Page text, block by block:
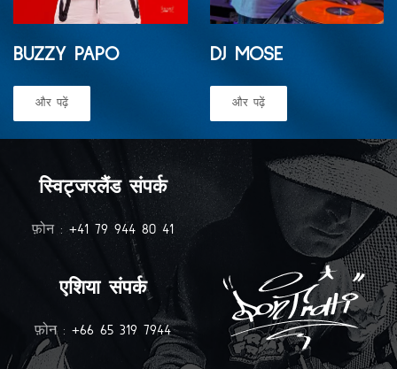
BUZZY PAPO
और पढ़ें
DJ MOSE
और पढ़ें
स्विट्जरलैंड संपर्क
फ़ोन : +41 79 944 80 41‬
एशिया संपर्क
फ़ोन : +66 65 319 7944